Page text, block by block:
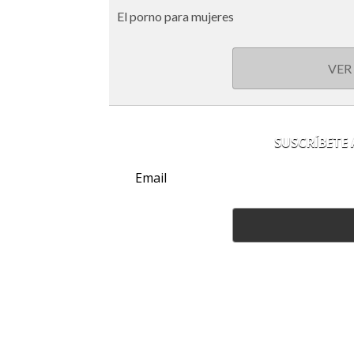
El porno para mujeres